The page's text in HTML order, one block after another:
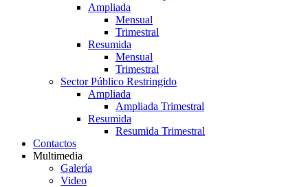
Ampliada
Mensual
Trimestral
Resumida
Mensual
Trimestral
Sector Público Restringido
Ampliada
Ampliada Trimestral
Resumida
Resumida Trimestral
Contactos
Multimedia
Galería
Video